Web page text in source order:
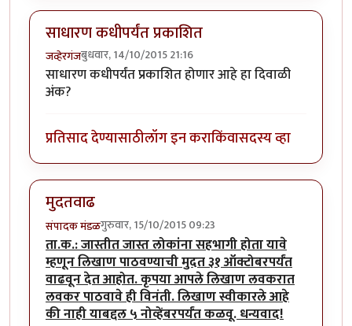
साधारण कधीपर्यंत प्रकाशित
जव्हेरगंजबुधवार, 14/10/2015 21:16
साधारण कधीपर्यंत प्रकाशित होणार आहे हा दिवाळी
अंक?
प्रतिसाद देण्यासाठीलॉग इन कराकिंवासदस्य व्हा
मुदतवाढ
संपादक मंडळगुरुवार, 15/10/2015 09:23
ता.क.: जास्तीत जास्त लोकांना सहभागी होता यावे
म्हणून लिखाण पाठवण्याची मुदत ३१ ऑक्टोबरपर्यंत
वाढवून देत आहोत. कृपया आपले लिखाण लवकरात
लवकर पाठवावे ही विनंती. लिखाण स्वीकारले आहे
की नाही याबद्दल ५ नोव्हेंबरपर्यंत कळवू. धन्यवाद!